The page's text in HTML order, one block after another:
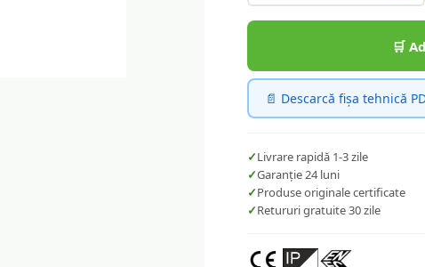
🛒
📄 Descarcă fișa tehnică
✓Livrare rapidă 1-3 zile
✓Garanție 24 luni
✓Produse originale certificate
✓Retururi gratuite 30 zile